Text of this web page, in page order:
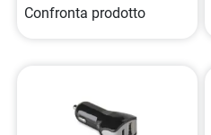
Confronta prodotto